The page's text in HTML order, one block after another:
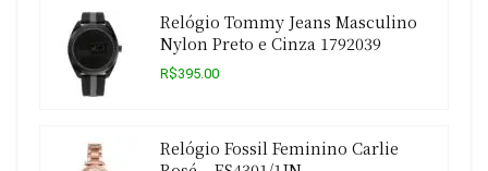
Relógio Tommy Jeans Masculino
Nylon Preto e Cinza 1792039
R$395.00
Relógio Fossil Feminino Carlie